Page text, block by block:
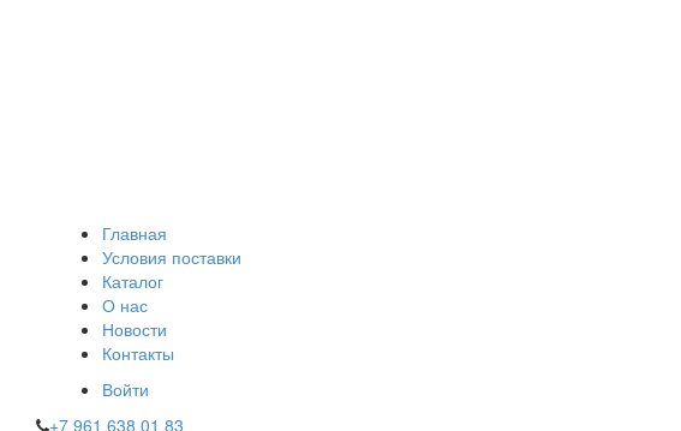
Главная
Условия поставки
Каталог
О нас
Новости
Контакты
Войти
+7 961 638 01 83